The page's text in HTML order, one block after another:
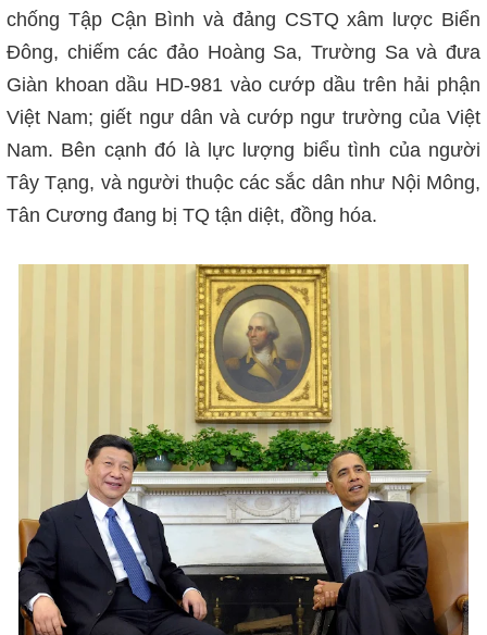
chống Tập Cận Bình và đảng CSTQ xâm lược Biển
Đông, chiếm các đảo Hoàng Sa, Trường Sa và đưa
Giàn khoan dầu HD-981 vào cướp dầu trên hải phận
Việt Nam; giết ngư dân và cướp ngư trường của Việt
Nam. Bên cạnh đó là lực lượng biểu tình của người
Tây Tạng, và người thuộc các sắc dân như Nội Mông,
Tân Cương đang bị TQ tận diệt, đồng hóa.